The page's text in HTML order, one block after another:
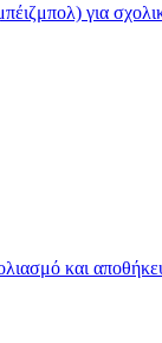
για
και